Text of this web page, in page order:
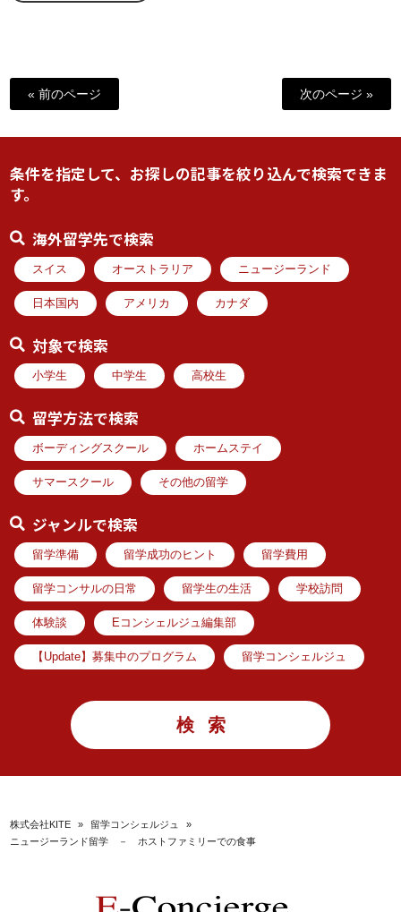
« 前のページ 次のページ »
条件を指定して、お探しの記事を絞り込んで検索できま
す。
海外留学先で検索
スイス オーストラリア ニュージーランド
日本国内 アメリカ カナダ
対象で検索
小学生 中学生 高校生
留学方法で検索
ボーディングスクール ホームステイ
サマースクール その他の留学
ジャンルで検索
留学準備 留学成功のヒント 留学費用
留学コンサルの日常 留学生の生活 学校訪問
体験談 Eコンシェルジュ編集部
【Update】募集中のプログラム 留学コンシェルジュ
株式会社KITE » 留学コンシェルジュ
»
ニュージーランド留学 － ホストファミリーでの食事